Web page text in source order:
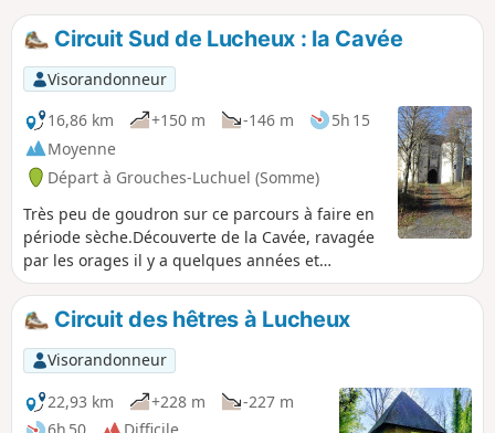
Circuit Sud de Lucheux : la Cavée
Visorandonneur
16,86 km
+150 m -146 m
5h 15
Moyenne
Départ à Grouches-Luchuel (Somme)
Très peu de goudron sur ce parcours à faire en
période sèche.Découverte de la Cavée, ravagée
par les orages il y a quelques années et
magnifiquement restaurée.Un bon bout de
chemin sur l'ancienne voie ferrée (bien
ombragée) avant de descendre sur le beau
village de Grouches-Luchuel.
Circuit des hêtres à Lucheux
Visorandonneur
22,93 km
+228 m
-227 m